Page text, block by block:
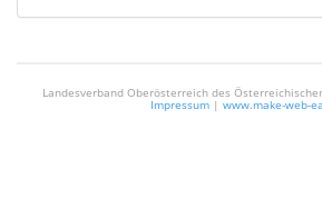
Landesverband Oberösterreich des
Impressum| www.make-web-